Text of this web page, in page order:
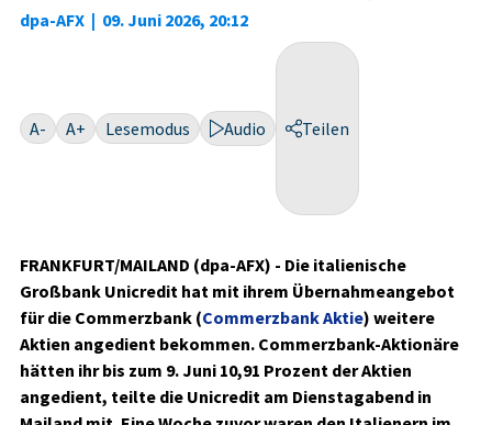
dpa-AFX | 09. Juni 2026, 20:12
A- A+ Lesemodus Audio Teilen
FRANKFURT/MAILAND (dpa-AFX) - Die italienische
Großbank Unicredit hat mit ihrem Übernahmeangebot
für die Commerzbank (Commerzbank Aktie) weitere
Aktien angedient bekommen. Commerzbank-Aktionäre
hätten ihr bis zum 9. Juni 10,91 Prozent der Aktien
angedient, teilte die Unicredit am Dienstagabend in